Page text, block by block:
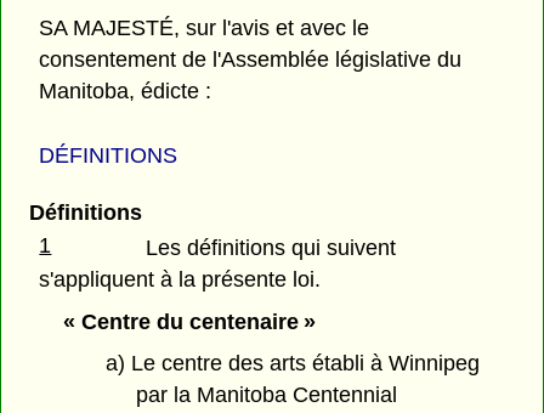
SA MAJESTÉ, sur l'avis et avec le
consentement de l'Assemblée législative du
Manitoba, édicte :
DÉFINITIONS
Définitions
1
Les définitions qui suivent
s'appliquent à la présente loi.
« Centre du centenaire »
a) Le centre des arts établi à Winnipeg
par la Manitoba Centennial